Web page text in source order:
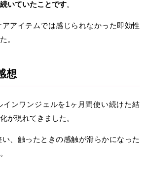
いていたことです。
アイテムでは感じられなかった即効性
。
想
インワンジェルを1ヶ月間使い続けた結
が現れてきました。
、触ったときの感触が滑らかになった